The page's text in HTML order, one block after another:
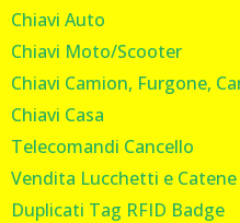
Chiavi Auto
Chiavi Moto/Scooter
Chiavi Camion, Furgone,
Chiavi Casa
Telecomandi Cancello
Vendita Lucchetti e Catene
Duplicati Tag RFID Badge